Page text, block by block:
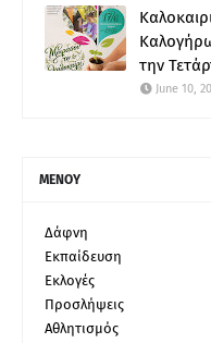
την
June 10,
ΜΕΝΟΥ
Δάφνη
Εκπαίδευση
Εκλογές
Προσλήψεις
Αθλητισμός